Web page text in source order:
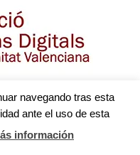
navegando tras esta
ante el uso de esta
información